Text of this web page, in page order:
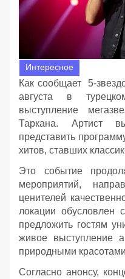
Интересное
Как сообщает 5-
августа в
выступление
Таркана. Артист
представить
хитов, ставших
Это событие
мероприятий,
ценителей
локации обусловлен
предложить гостям
живое выступление
природными
Согласно анонсу,